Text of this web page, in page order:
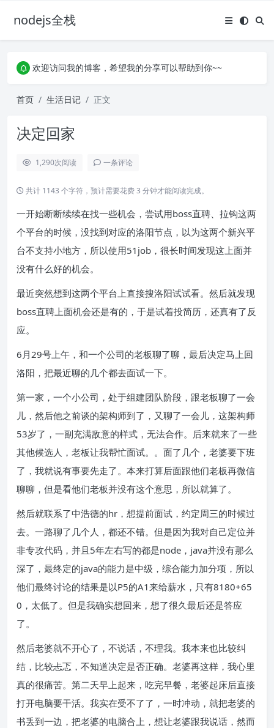
nodejs全栈
欢迎访问我的博客，希望我的分享可以帮助到你~~
欢迎访问我的博客，希望我的分享可以帮助到你~~
首页
生活日记 正文
决定回家
1,290次阅读 一条评论
共计 1143 个字符，预计需要花费 3 分钟才能阅读完成。
一开始断断续续在找一些机会，尝试用boss直聘、拉钩这两
个平台的时候，没找到对应的洛阳节点，以为这两个新兴平
台不支持小地方，所以使用51job，很长时间发现这上面并
没有什么好的机会。
最近突然想到这两个平台上直接搜洛阳试试看。然后就发现
boss直聘上面机会还是有的，于是试着投简历，还真有了反
应。
6月29号上午，和一个公司的老板聊了聊，最后决定马上回
洛阳，把最近聊的几个都去面试一下。
第一家，一个小公司，处于组建团队阶段，跟老板聊了一会
儿，然后他之前谈的架构师到了，又聊了一会儿，这架构师
53岁了，一副充满敌意的样式，无法合作。后来就来了一些
其他候选人，老板让我帮忙面试。。面了几个，老婆要下班
了，我就说有事要先走了。本来打算后面跟他们老板再微信
聊聊，但是看他们老板并没有这个意思，所以就算了。
然后就联系了中浩德的hr，想提前面试，约定周三的时候过
去。一路聊了几个人，都还不错。但是因为我对自己定位并
非专攻代码，并且5年左右写的都是node，java并没有那么
深了，最终定的java的能力是中级，综合能力加分项，所以
他们最终讨论的结果是以P5的A1来给薪水，只有8180+65
0，太低了。但是我确实想回来，想了很久最后还是答应
了。
然后老婆就不开心了，不说话，不理我。我本来也比较纠
结，比较忐忑，不知道决定是否正确。老婆再这样，我心里
真的很痛苦。第二天早上起来，吃完早餐，老婆起床后直接
打开电脑要干活。我实在受不了了，一时冲动，就把老婆的
书丢到一边，把老婆的电脑合上，想让老婆跟我说话，然而